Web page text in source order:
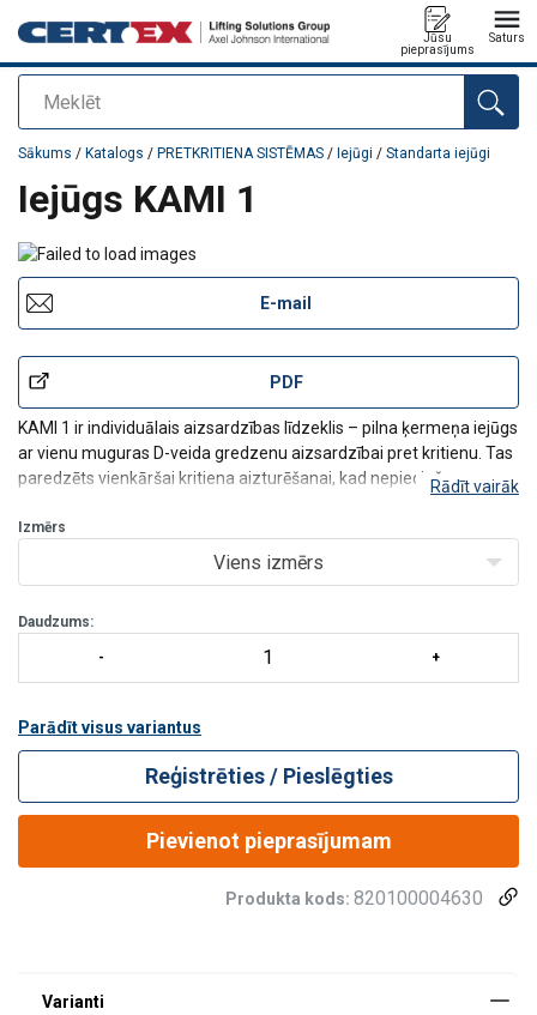
Meklēt
Jūsu
pieprasījums
Saturs
Pievienots jūsu pasūtījumam
Sākums / Katalogs / PRETKRITIENA SISTĒMAS / Iejūgi / Standarta iejūgi
Iejūgs KAMI 1
E-mail
PDF
KAMI 1 ir individuālais aizsardzības līdzeklis – pilna ķermeņa iejūgs
ar vienu muguras D-veida gredzenu aizsardzībai pret kritienu. Tas
paredzēts vienkāršai kritiena aizturēšanai, kad nepieciešams
Produkta priekšrocības:
Regulējamās augšstilbu siksnas un bīdām/div>
Rādīt vairāk
Izmērs
Viens izmērs
Daudzums:
Parādīt visus variantus
Reģistrēties / Pieslēgties
Pievienot pieprasījumam
Produkta kods: 820100004630